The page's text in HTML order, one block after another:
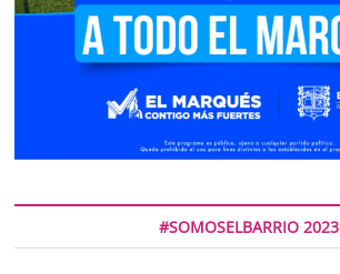
#SOMOSELBARRIO 2023